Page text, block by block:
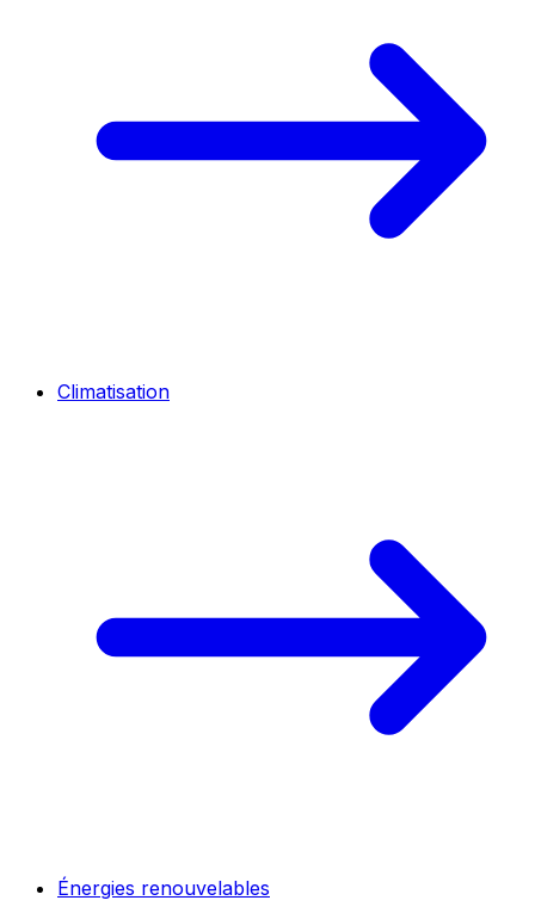
Climatisation
Énergies renouvelables